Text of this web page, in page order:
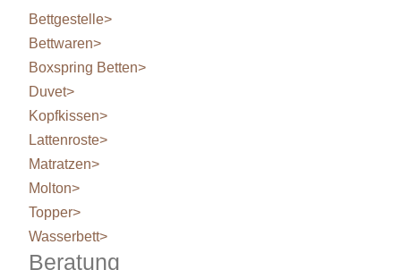
Bettgestelle>
Bettwaren>
Boxspring Betten>
Duvet>
Kopfkissen>
Lattenroste>
Matratzen>
Molton>
Topper>
Wasserbett>
Beratung